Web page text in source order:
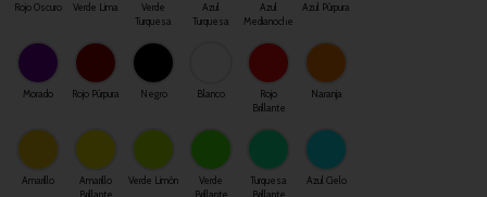
Rojo Oscuro Verde Lima
Verde
Turquesa
Azul
Turquesa
Azul
Medianoche
Azul Púrpura
Morado Rojo Púrpura Negro Blanco
Rojo
Brillante
Naranja
Amarillo
Amarillo
Brillante
Verde Limón
Verde
Brillante
Turquesa
Brillante
Azul Cielo